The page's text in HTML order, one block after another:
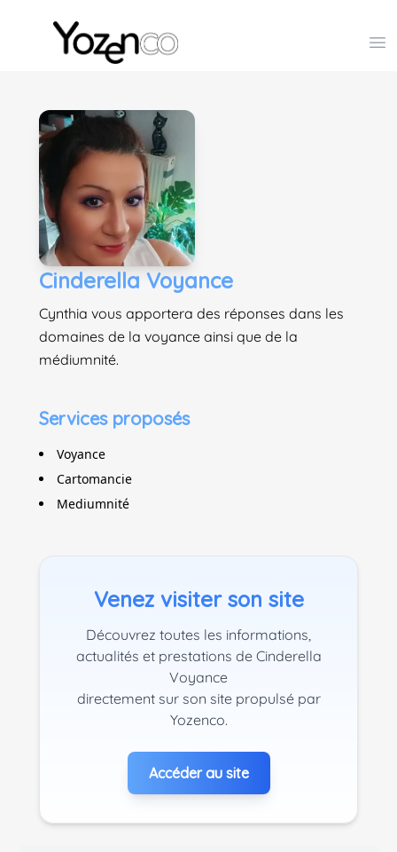
Yozenco - Organisateur de Salons, Evénements et
Cinderella Voyance
Cynthia vous apportera des réponses dans les
domaines de la voyance ainsi que de la
médiumnité.
Services proposés
Voyance
Cartomancie
Mediumnité
Venez visiter son site
Découvrez toutes les informations,
actualités et prestations de Cinderella
Voyance
directement sur son site propulsé par
Yozenco.
Accéder au site